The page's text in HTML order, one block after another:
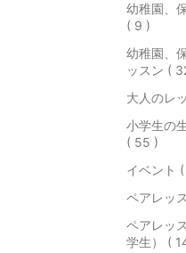
幼稚園、
( 9 )
幼稚園、
ッスン (
大人のレ
小学生の
( 55 )
イベント
ペアレッ
ペアレッ
学生） (